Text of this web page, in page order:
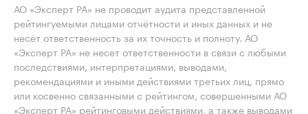
АО «Эксперт РА» не проводит аудита представленной
рейтингуемыми лицами отчётности и иных данных и не
несёт ответственность за их точность и полноту. АО
«Эксперт РА» не несет ответственности в связи с любыми
последствиями, интерпретациями, выводами,
рекомендациями и иными действиями третьих лиц, прямо
или косвенно связанными с рейтингом, совершенными АО
«Эксперт РА» рейтинговыми действиями, а также выводами